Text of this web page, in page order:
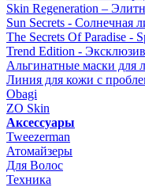
Skin Regeneration –
Sun Secrets - Солнечная
The Secrets Of Paradise -
Trend Edition -
Альгинатные маски для
Линия для кожи с
Obagi
ZO Skin
Aксессуары
Tweezerman
Атомайзеры
Для Волос
Техника